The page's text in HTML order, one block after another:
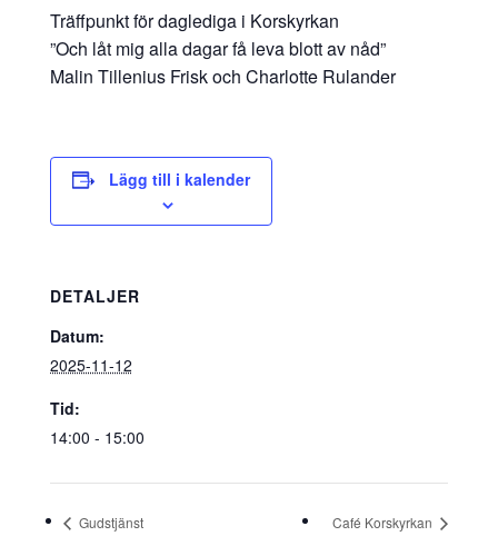
Träffpunkt för daglediga i Korskyrkan
”Och låt mig alla dagar få leva blott av nåd”
Malin Tillenius Frisk och Charlotte Rulander
Lägg till i kalender
DETALJER
Datum:
2025-11-12
Tid:
14:00 - 15:00
Gudstjänst Café Korskyrkan